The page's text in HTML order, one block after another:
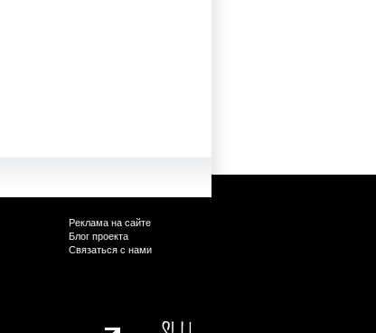
Реклама на сайте
Блог проекта
Связаться с нами